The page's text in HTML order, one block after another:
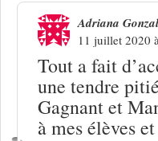
Adriana
11 juillet 2020
Tout a fait
une tendre
Gagnant et
à mes élèves